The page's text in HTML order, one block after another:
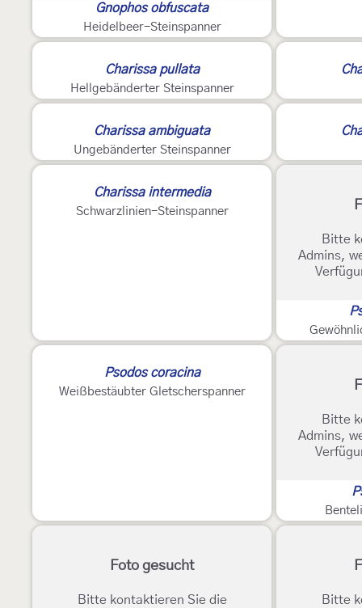
Gnophos obfuscata
Heidelbeer-Steinspanner
Charissa pullata
Hellgebänderter Steinspanner
Charissa ambiguata
Ungebänderter Steinspanner
Charissa intermedia
Schwarzlinien-Steinspanner
Bitte
Admins,
Psodos coracina
Weißbestäubter Gletscherspanner
Bitte
Admins,
Foto gesucht
Bitte kontaktieren Sie die
Bitte